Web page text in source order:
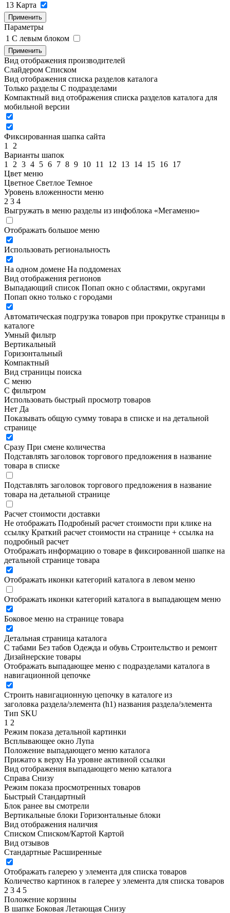
13 Карта
Применить
Параметры
1 C левым блоком
Применить
Вид отображения производителей
Слайдером Списком
Вид отображения списка разделов каталога
Только разделы С подразделами
Компактный вид отображения списка разделов каталога для
мобильной версии
Фиксированная шапка сайта
1
2
Варианты шапок
1
2 3 4 5 6 7 8 9 10 11 12 13 14 15 16 17
Цвет меню
Цветное Светлое Темное
Уровень вложенности меню
2 3 4
Выгружать в меню разделы из инфоблока «Мегаменю»
Отображать большое меню
Использовать региональность
На одном домене На поддоменах
Вид отображения регионов
Выпадающий список Попап окно c областями, округами
Попап окно только с городами
Автоматическая подгрузка товаров при прокрутке страницы в
каталоге
Умный фильтр
Вертикальный
Горизонтальный
Компактный
Вид страницы поиска
С меню
С фильтром
Использовать быстрый просмотр товаров
Нет Да
Показывать общую сумму товара в списке и на детальной
странице
Сразу При смене количества
Подставлять заголовок торгового предложения в название
товара в списке
Подставлять заголовок торгового предложения в название
товара на детальной странице
Расчет стоимости доставки
Не отображать Подробный расчет стоимости при клике на
ссылку Краткий расчет стоимости на странице + ссылка на
подробный расчет
Отображать информацию о товаре в фиксированной шапке на
детальной странице товара
Отображать иконки категорий каталога в левом меню
Отображать иконки категорий каталога в выпадающем меню
Боковое меню на странице товара
Детальная страница каталога
С табами Без табов Одежда и обувь Строительство и ремонт
Дизайнерские товары
Отображать выпадающее меню с подразделами каталога в
навигационной цепочке
Строить навигационную цепочку в каталоге из
заголовка раздела/элемента (h1) названия раздела/элемента
Тип SKU
1 2
Режим показа детальной картинки
Всплывающее окно Лупа
Положение выпадающего меню каталога
Прижато к верху На уровне активной ссылки
Вид отображения выпадающего меню каталога
Справа Снизу
Режим показа просмотренных товаров
Быстрый Стандартный
Блок ранее вы смотрели
Вертикальные блоки Горизонтальные блоки
Вид отображения наличия
Списком Списком/Картой Картой
Вид отзывов
Стандартные Расширенные
Отображать галерею у элемента для списка товаров
Количество картинок в галерее у элемента для списка товаров
2 3 4 5
Положение корзины
В шапке Боковая Летающая Снизу